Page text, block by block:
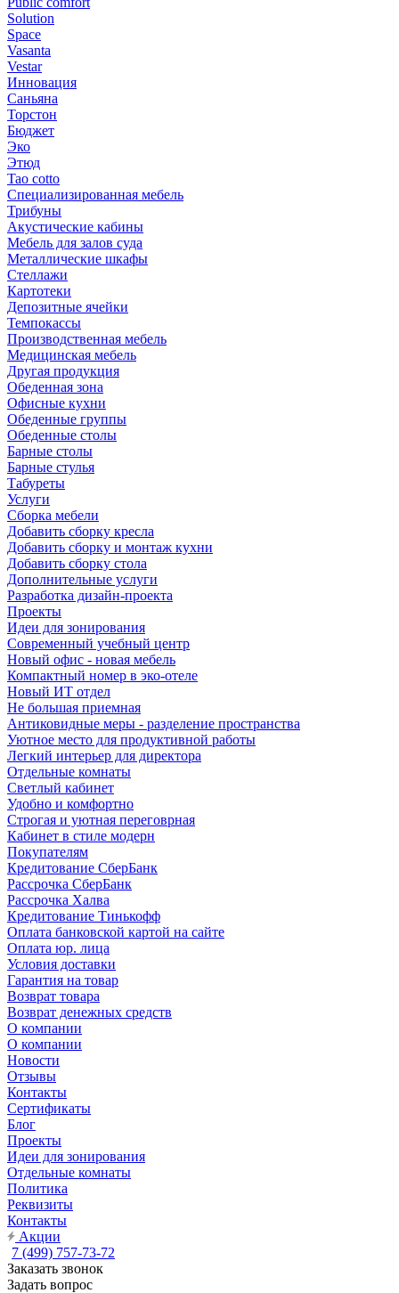
Solution
Space
Vasanta
Vestar
Инновация
Саньяна
Торстон
Бюджет
Эко
Этюд
Tao cotto
Специализированная мебель
Трибуны
Акустические кабины
Мебель для залов суда
Металлические шкафы
Стеллажи
Картотеки
Депозитные ячейки
Темпокассы
Производственная мебель
Медицинская мебель
Другая продукция
Обеденная зона
Офисные кухни
Обеденные группы
Обеденные столы
Барные столы
Барные стулья
Табуреты
Услуги
Сборка мебели
Добавить сборку кресла
Добавить сборку и монтаж кухни
Добавить сборку стола
Дополнительные услуги
Разработка дизайн-проекта
Проекты
Идеи для зонирования
Современный учебный центр
Новый офис - новая мебель
Компактный номер в эко-отеле
Новый ИТ отдел
Не большая приемная
Антиковидные меры - разделение пространства
Уютное место для продуктивной работы
Легкий интерьер для директора
Отдельные комнаты
Светлый кабинет
Удобно и комфортно
Строгая и уютная переговрная
Кабинет в стиле модерн
Покупателям
Кредитование СберБанк
Рассрочка СберБанк
Рассрочка Халва
Кредитование Тинькофф
Оплата банковской картой на сайте
Оплата юр. лица
Условия доставки
Гарантия на товар
Возврат товара
Возврат денежных средств
О компании
О компании
Новости
Отзывы
Контакты
Сертификаты
Блог
Проекты
Идеи для зонирования
Отдельные комнаты
Политика
Реквизиты
Контакты
Акции
7 (499) 757-73-72
Заказать звонок
Задать вопрос